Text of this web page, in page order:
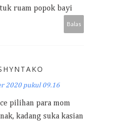
ruam popok bayi
Balas
2020 pukul 09.16
pilihan para mom
kadang suka kasian